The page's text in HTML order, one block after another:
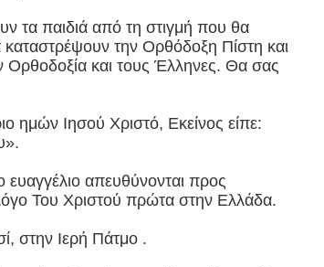
τα παιδιά από τη στιγμή που θα
καταστρέψουν την Ορθόδοξη Πίστη και
Ορθοδοξία και τους Έλληνες. Θα σας
ημών Ιησού Χριστό, Εκείνος είπε:
απευθύνονται προς
Του Χριστού πρώτα στην Ελλάδα.
στην Ιερή Πάτμο .